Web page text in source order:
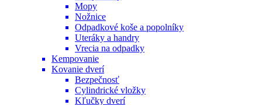
Mopy
Nožnice
Odpadkové koše a popolníky
Uteráky a handry
Vrecia na odpadky
Kempovanie
Kovanie dverí
Bezpečnosť
Cylindrické vložky
Kľučky dverí